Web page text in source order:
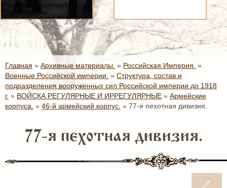
Главная » Архивные материалы. » Российская Империя. »
Военные Российской империи. » Структура, состав и
подразделения вооруженных сил Российской империи до 1918
г. » ВОЙСКА РЕГУЛЯРНЫЕ И ИРРЕГУЛЯРНЫЕ » Армейские
корпуса. » 46-й армейский корпус. » 77-я пехотная дивизия.
77-я пехотная дивизия.